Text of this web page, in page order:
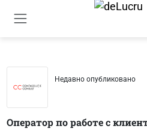
Недавно опубликовано
Оператор по работе с